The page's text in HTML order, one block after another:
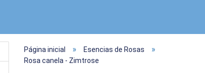
Página inicial » Esencias de Rosas »
Rosa canela - Zimtrose